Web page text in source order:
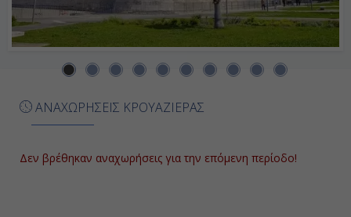
-
Ημέρα 8η
Κουσάντασι (Αρχ. Έφεσος), Τουρκία
ΑΝΑΧΩΡΗΣΕΙΣ ΚΡΟΥΑΖΙΕΡΑΣ
Δεν βρέθηκαν αναχωρήσεις για την επόμενη περίοδο!